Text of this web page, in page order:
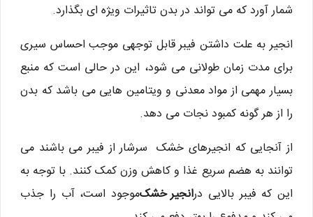
شمار آورد که می تواند در بدن تاثیرات ویژه ای بگذارد.
انجیر به علت داشتن فیبر قابل توجهی موجب احساس سیری
برای مدت زمان طولانی می شود، این در حالی است که منبع
بسیار مهمی از مواد معدنی و ویتامین هایی می باشد که بدن
را از هر گونه کمبود نجات می دهد.
از آنجایی که انجیرهای خشک سرشار از فیبر می باشند می
توانند به هضم سریع غذا و کاهش وزن کمک کنند. با توجه به
این که فیبر بالایی درانجیر خشکموجود است، آب را جذب